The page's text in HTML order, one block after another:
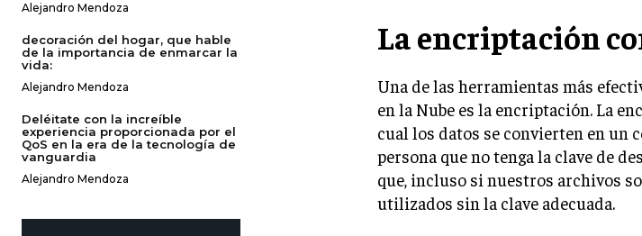
Alejandro Mendoza
decoración del hogar, que hable
de la importancia de enmarcar la
vida:
Alejandro Mendoza
Deléitate con la increíble
experiencia proporcionada por el
QoS en la era de la tecnología de
vanguardia
Alejandro Mendoza
La encriptación
Una de las herramientas más
en la Nube es la encriptación. La
cual los datos se convierten en un
persona que no tenga la clave de
que, incluso si nuestros archivos
utilizados sin la clave adecuada.